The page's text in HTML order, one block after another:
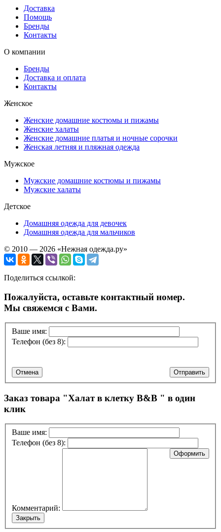
Доставка
Помощь
Бренды
Контакты
О компании
Бренды
Доставка и оплата
Контакты
Женское
Женские домашние костюмы и пижамы
Женские халаты
Женские домашние платья и ночные сорочки
Женская летняя и пляжная одежда
Мужское
Мужские домашние костюмы и пижамы
Мужские халаты
Детское
Домашняя одежда для девочек
Домашняя одежда для мальчиков
© 2010 — 2026 «Нежная одежда.ру»
Поделиться ссылкой:
Пожалуйста, оставьте контактный номер.
Мы свяжемся с Вами.
Ваше имя:
Телефон (без 8):
Отправить
Отмена
Заказ товара "Халат в клетку B&B " в один
клик
Ваше имя:
Телефон (без 8):
Комментарий:
Оформить
Закрыть